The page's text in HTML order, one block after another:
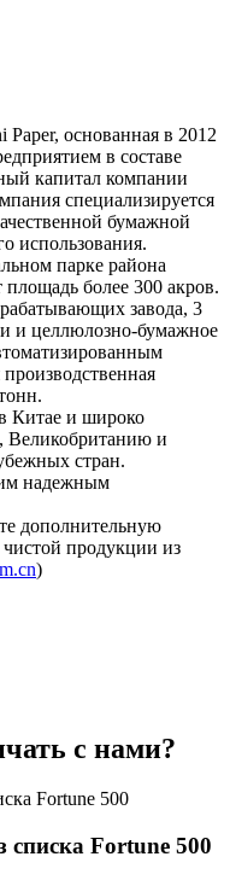
Paper, основанная в 2012
в составе
капитал компании
специализируется
бумажной
использования.
парке района
более 300 акров.
завода, 3
и целлюлозно-бумажное
Китае и широко
Великобританию и
стран.
надежным
дополнительную
продукции из
)
с нами?
Fortune 500